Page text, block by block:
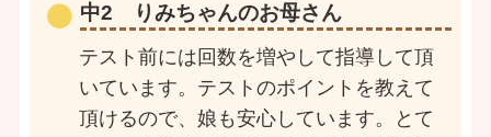
中2 りみちゃんのお母さん
テスト前には回数を増やして指導して頂
いています。テストのポイントを教えて
頂けるので、娘も安心しています。とて